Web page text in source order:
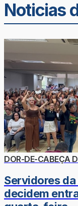
Noticias
DOR-DE-CABEÇA
Servidores
decidem